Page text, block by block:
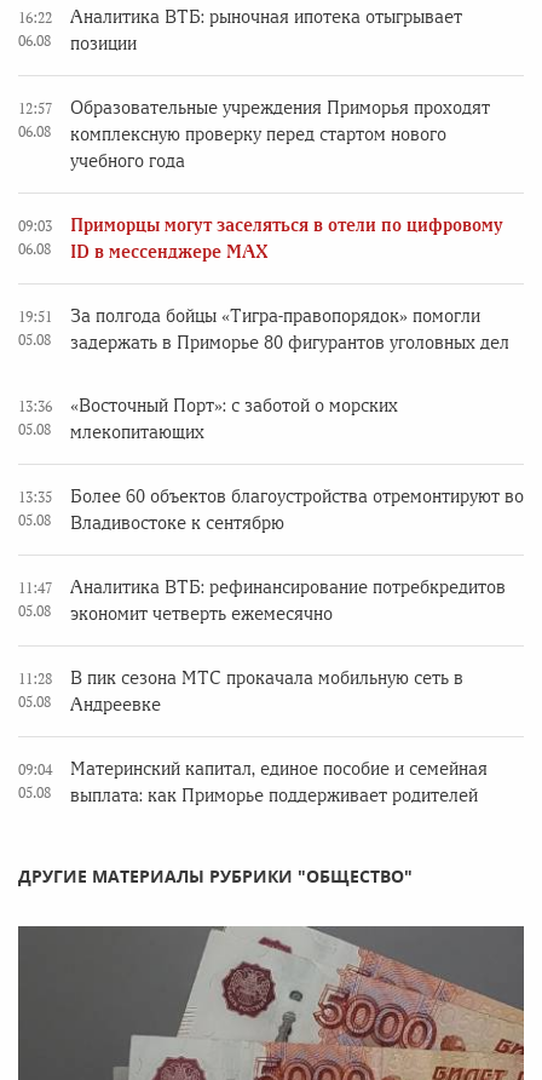
16:22
06.08
Аналитика ВТБ: рыночная ипотека отыгрывает
позиции
12:57
06.08
Образовательные учреждения Приморья проходят
комплексную проверку перед стартом нового
учебного года
09:03
06.08
Приморцы могут заселяться в отели по цифровому
ID в мессенджере MAX
19:51
05.08
За полгода бойцы «Тигра-правопорядок» помогли
задержать в Приморье 80 фигурантов уголовных дел
13:36
05.08
«Восточный Порт»: с заботой о морских
млекопитающих
13:35
05.08
Более 60 объектов благоустройства отремонтируют во
Владивостоке к сентябрю
11:47
05.08
Аналитика ВТБ: рефинансирование потребкредитов
экономит четверть ежемесячно
11:28
05.08
В пик сезона МТС прокачала мобильную сеть в
Андреевке
09:04
05.08
Материнский капитал, единое пособие и семейная
выплата: как Приморье поддерживает родителей
ДРУГИЕ МАТЕРИАЛЫ РУБРИКИ "ОБЩЕСТВО"